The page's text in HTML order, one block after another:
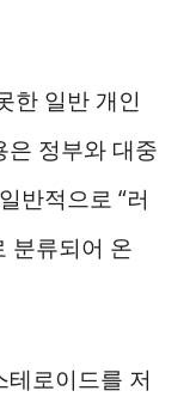
한 일반 개인
은 정부와 대중
반적으로 “러
분류되어 온
로이드를 저